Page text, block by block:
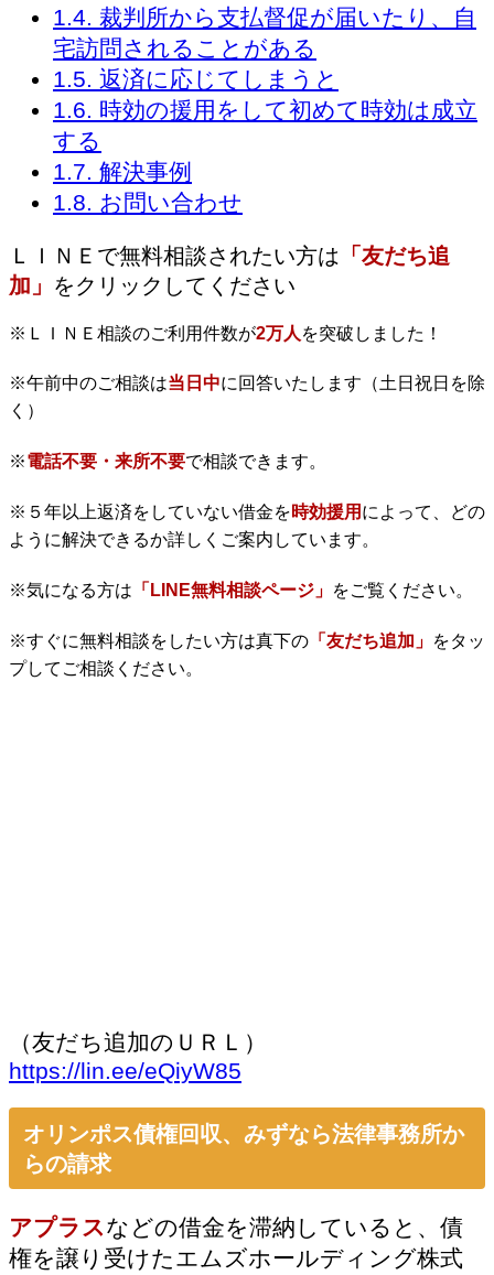
1.4. 裁判所から支払督促が届いたり、自
宅訪問されることがある
1.5. 返済に応じてしまうと
1.6. 時効の援用をして初めて時効は成立
する
1.7. 解決事例
1.8. お問い合わせ
ＬＩＮＥで無料相談されたい方は 「友だち追
加」 をクリックしてください
※ＬＩＮＥ相談のご利用件数が2万人 を突破しました！
※午前中のご相談は当日中に回答いたします（土日祝日を除
く）
※電話不要・来所不要で相談できます。
※５年以上返済をしていない借金を時効援用 によって、どの
ように解決できるか詳しくご案内しています。
※気になる方は 「LINE無料相談ページ」 をご覧ください。
※すぐに無料相談をしたい方は真下の 「友だち追加」 をタッ
プしてご相談ください。
（友だち追加のＵＲＬ）
https://lin.ee/eQiyW85
オリンポス債権回収、みずなら法律事務所か
らの請求
アプラスなどの借金を滞納していると、債
権を譲り受けたエムズホールディング株式